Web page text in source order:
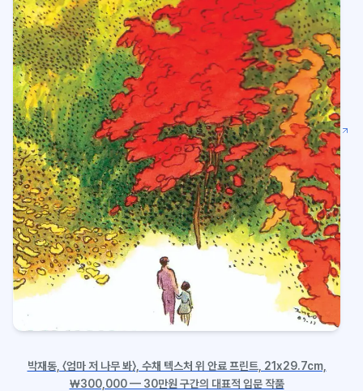
박재동, 〈엄마 저 나무 봐〉, 수채 텍스처 위 안료 프린트, 21x29.7cm,
₩300,000 — 30만원 구간의 대표적 입문 작품